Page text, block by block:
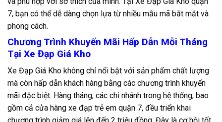
7, bạn có thể dễ dàng chọn lựa từ nhiều mẫu mã bắt mắt và
phong cách.
Chương Trình Khuyến Mãi Hấp Dẫn Mỗi Tháng
Tại Xe Đạp Giá Kho
Xe Đạp Giá Kho không chỉ nổi bật với sản phẩm chất lượng
mà còn hấp dẫn khách hàng bằng các chương trình khuyến
mãi đặc biệt. Hàng tháng, các chi nhánh trong hệ thống, bao
gồm cả cửa hàng xe đạp trẻ em quận 7, đều triển khai